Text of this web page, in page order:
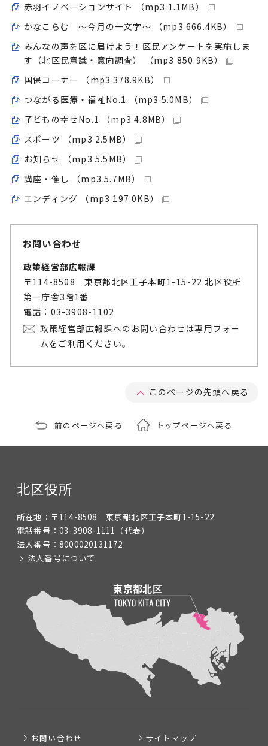
赤羽イノベーションサイト （mp3 1.1MB）
かなこらむ ～今月の一文字～ （mp3 666.4KB）
みんなの声を区に届けよう！区民アンケートを実施しま
す（北区民意識・意向調査） （mp3 850.9KB）
国保コーナー （mp3 378.9KB）
つながる医療・福祉No.1 （mp3 5.0MB）
子どもの幸せNo.1 （mp3 4.8MB）
スポーツ （mp3 2.5MB）
お知らせ （mp3 5.5MB）
講座・催し （mp3 5.7MB）
エンディング （mp3 197.0KB）
お問い合わせ
政策経営部広報課
〒114-8508 東京都北区王子本町1-15-22 北区役所
第一庁舎3階1番
電話：03-3908-1102
政策経営部広報課へのお問い合わせは専用フォー
ムをご利用ください。
このページの先頭へ戻る
前のページへ戻る トップページへ戻る
北区役所
所在地： 〒114-8508 東京都北区王子本町1-15-22
電話番号： 03-3908-1111 （代表）
法人番号： 8000020131172
法人番号について
お問い合わせ サイトマップ